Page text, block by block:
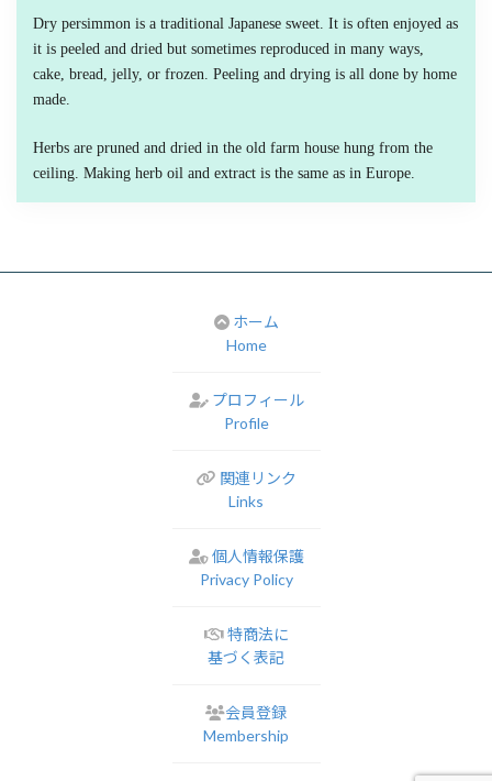
Dry persimmon is a traditional Japanese sweet. It is often enjoyed as
it is peeled and dried but sometimes reproduced in many ways,
cake, bread, jelly, or frozen. Peeling and drying is all done by home
made.
Herbs are pruned and dried in the old farm house hung from the
ceiling. Making herb oil and extract is the same as in Europe.
ホーム
Home
プロフィール
Profile
関連リンク
Links
個人情報保護
Privacy Policy
特商法に
基づく表記
会員登録
Membership